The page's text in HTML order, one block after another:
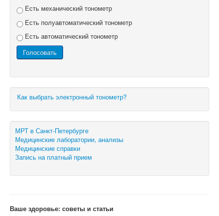
Есть механический тонометр
Есть полуавтоматический тонометр
Есть автоматический тонометр
Как выбрать электронный тонометр?
МРТ в Санкт-Петербурге
Медицинские лаборатории, анализы
Медицинские справки
Запись на платный прием
Ваше здоровье: советы и статьи